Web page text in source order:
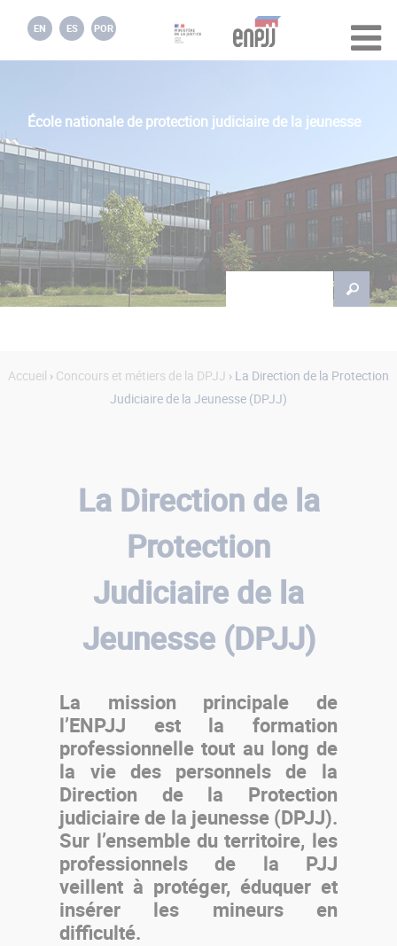
École nationale de protection judiciaire de la jeunesse
EN ES POR
Formulaire de
Accueil › Concours et métiers de la DPJJ › La Direction de la Protection
Judiciaire de la Jeunesse (DPJJ)
La Direction de la
Protection
Judiciaire de la
Jeunesse (DPJJ)
La mission principale de
l’ENPJJ est la formation
professionnelle tout au long de
la vie des personnels de la
Direction de la Protection
judiciaire de la jeunesse (DPJJ).
Sur l’ensemble du territoire, les
professionnels de la PJJ
veillent à protéger, éduquer et
insérer les mineurs en
difficulté.